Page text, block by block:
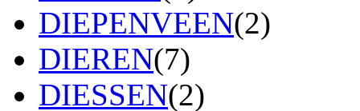
DIEPENVEEN(2)
DIEREN(7)
DIESSEN(2)